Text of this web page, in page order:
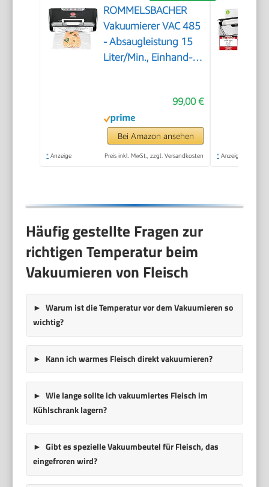
ROMMELSBACHER
Vakuumierer VAC 485
- Absaugleistung 15
Liter/Min., Einhand-
geeignet, Doppel-
Versiegelungsnaht, 2
Versiegelungszeiten,
für Folien bis 30 cm
99,00 €
Bei Amazon ansehen
* Anzeige Preis inkl. MwSt., zzgl. Versandkosten * Anzeige
Häufig gestellte Fragen zur
richtigen Temperatur beim
Vakuumieren von Fleisch
Warum ist die Temperatur vor dem Vakuumieren so
wichtig?
Kann ich warmes Fleisch direkt vakuumieren?
Wie lange sollte ich vakuumiertes Fleisch im
Kühlschrank lagern?
Gibt es spezielle Vakuumbeutel für Fleisch, das
eingefroren wird?